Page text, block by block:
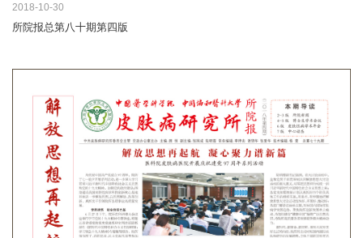
2018-10-30
所院报总第八十期第四版